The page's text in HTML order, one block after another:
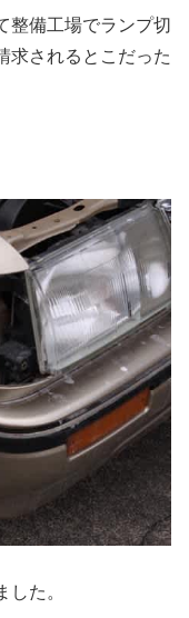
整備工場でランプ切
求されるとこだった
た。